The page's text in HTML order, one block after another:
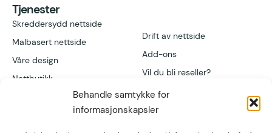
Behandle samtykke for
informasjonskapsler
Tjenester
Skreddersydd nettside
Malbasert nettside
Våre design
Nettbutikk
Drift av nettside
Add-ons
Vil du bli reseller?
Kontakt